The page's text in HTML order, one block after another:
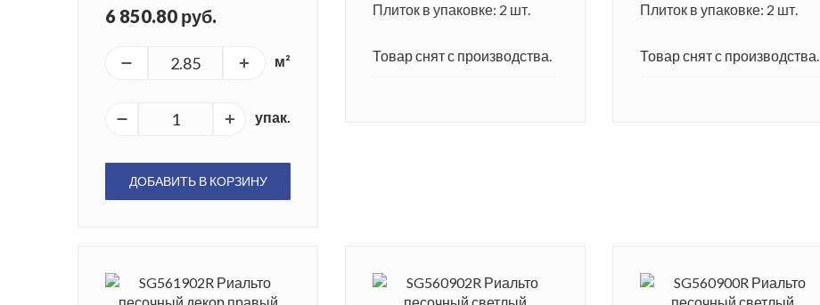
6 850.80 руб.
м²
упак.
ДОБАВИТЬ В КОРЗИНУ
Плиток в упаковке: 2 шт.
Товар снят с производства.
Плиток в упаковке: 2 шт.
Товар снят с производства.